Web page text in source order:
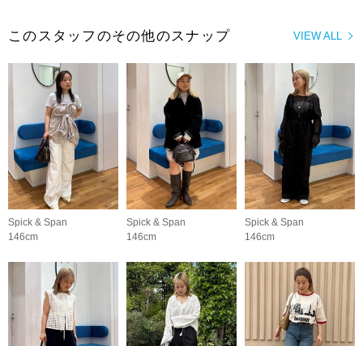
VIEW ALL
このスタッフのその他のスナップ
Spick & Span
146cm
Spick & Span
146cm
Spick & Span
146cm